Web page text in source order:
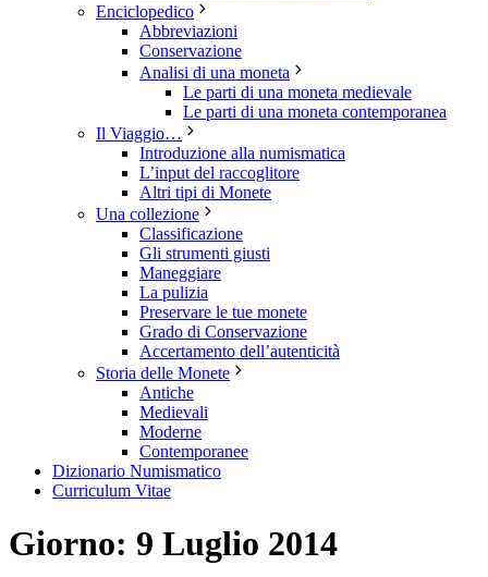
Enciclopedico
Abbreviazioni
Conservazione
Analisi di una moneta
Le parti di una moneta medievale
Le parti di una moneta contemporanea
Il Viaggio…
Introduzione alla numismatica
L’input del raccoglitore
Altri tipi di Monete
Una collezione
Classificazione
Gli strumenti giusti
Maneggiare
La pulizia
Preservare le tue monete
Grado di Conservazione
Accertamento dell’autenticità
Storia delle Monete
Antiche
Medievali
Moderne
Contemporanee
Dizionario Numismatico
Curriculum Vitae
Giorno: 9 Luglio 2014